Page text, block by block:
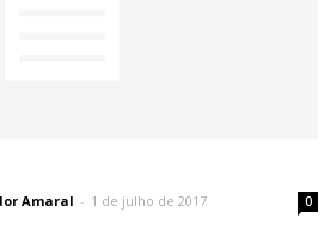
Amaral - 1 de julho de 2017 0